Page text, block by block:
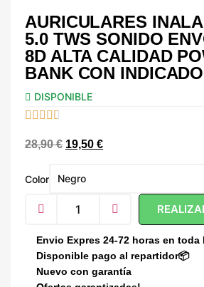
AURICULARES
5.0 TWS SONIDO
8D ALTA CALIDAD
BANK CON
DISPONIBLE
    
28,90€ 19,50 €
Color
Envio Expres 24-72 horas en toda
Disponible pago al repartidor📦
Nuevo con garantía